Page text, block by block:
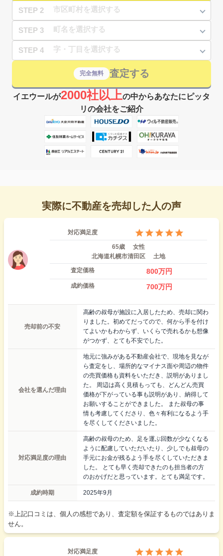
STEP 2
STEP 3
STEP 4
完全無料 査定する
イエウールが2000社以上の中からあなたにピッタ
リの会社をご紹介
実際に不動産を売却した人の声
対応満足度
65歳
女性
北海道札幌市清田区
土地
査定価格
800万円
成約価格 700万円
売却前の不安
高齢の叔母が施設に入居したため、売却に関わ
りました。初めてだってので、何から手を付け
てよいかもわからず、いくらで売れるかも想像
がつかず、とても不安でした。
会社を選んだ理由
地元に強みがある不動産会社で、現地を見なが
ら査定をし、場所的なマイナス面や周辺の物件
の売買価格も資料をいただき、説明がありまし
た。 周辺は高く見積もっても、どんどん売買
価格が下がっている事も説明があり、納得して
お願いすることができました。 また叔母の事
情も考慮してくださり、色々有利になるよう手
を尽くしてくださいました。
対応満足度の理由
高齢の叔母のため、足を運ぶ回数が少なくなる
ように配慮していただいたり、少しでも叔母の
手元にお金が残るよう手を尽くしていただきま
した。 とても早く売却できたのも担当者の方
のおかげだと思っています。とても満足です。
成約時期 2025年9月
※上記口コミは、個人の感想であり、査定額を保証するものではありま
せん。
対応満足度